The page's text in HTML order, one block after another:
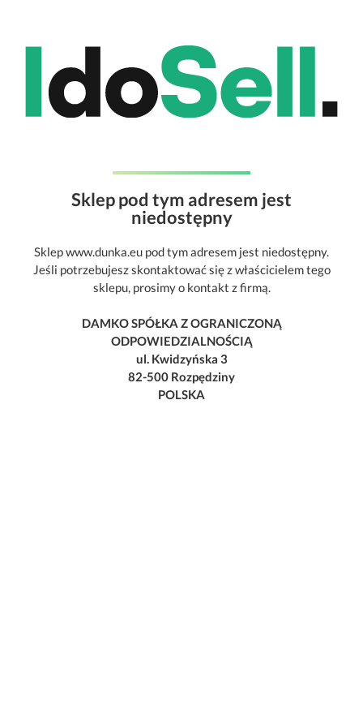
Sklep pod tym adresem jest
niedostępny
Sklep www.dunka.eu pod tym adresem jest niedostępny.
Jeśli potrzebujesz skontaktować się z właścicielem tego
sklepu, prosimy o kontakt z firmą.
DAMKO SPÓŁKA Z OGRANICZONĄ
ODPOWIEDZIALNOŚCIĄ
ul. Kwidzyńska 3
82-500 Rozpędziny
POLSKA